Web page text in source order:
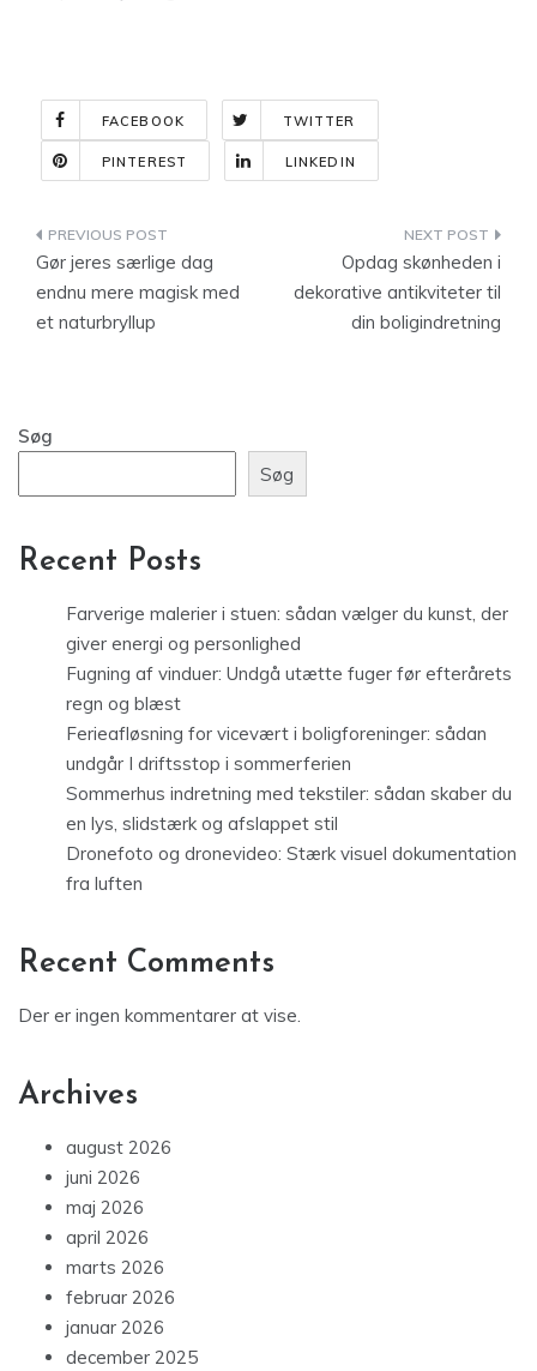
FACEBOOK TWITTER
PINTEREST LINKEDIN
Indlægsnavigation
Gør jeres særlige dag
endnu mere magisk med
et naturbryllup
Opdag skønheden i
dekorative antikviteter til
din boligindretning
Søg
Søg
Recent Posts
Farverige malerier i stuen: sådan vælger du kunst, der
giver energi og personlighed
Fugning af vinduer: Undgå utætte fuger før efterårets
regn og blæst
Ferieafløsning for vicevært i boligforeninger: sådan
undgår I driftsstop i sommerferien
Sommerhus indretning med tekstiler: sådan skaber du
en lys, slidstærk og afslappet stil
Dronefoto og dronevideo: Stærk visuel dokumentation
fra luften
Recent Comments
Der er ingen kommentarer at vise.
Archives
august 2026
juni 2026
maj 2026
april 2026
marts 2026
februar 2026
januar 2026
december 2025